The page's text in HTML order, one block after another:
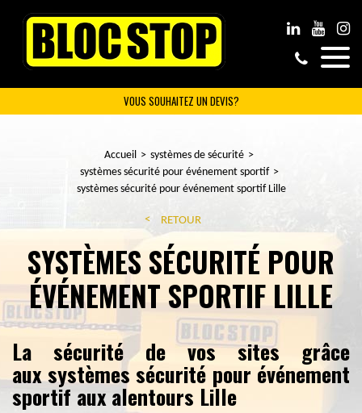
VOUS SOUHAITEZ UN DEVIS?
Accueil
systèmes de sécurité
systèmes sécurité pour événement sportif
systèmes sécurité pour événement sportif Lille
RETOUR
SYSTÈMES SÉCURITÉ POUR
ÉVÉNEMENT SPORTIF LILLE
La sécurité de vos sites grâce
aux systèmes sécurité pour événement
sportif aux alentours Lille